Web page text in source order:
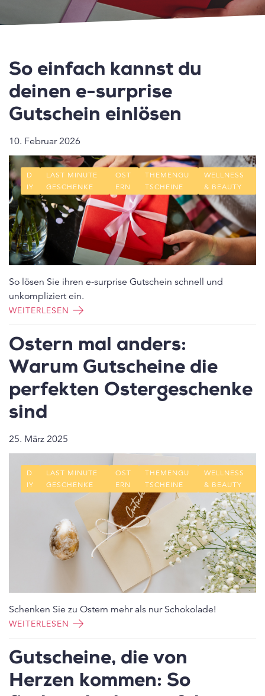
So einfach kannst du
deinen e-surprise
Gutschein einlösen
10. Februar 2026
D
IY
LAST MINUTE
GESCHENKE
OST
ERN
THEMENGU
TSCHEINE
WELLNESS
& BEAUTY
So lösen Sie ihren e-surprise Gutschein schnell und
unkompliziert ein.
WEITERLESEN
Ostern mal anders:
Warum Gutscheine die
perfekten Ostergeschenke
sind
25. März 2025
D
IY
LAST MINUTE
GESCHENKE
OST
ERN
THEMENGU
TSCHEINE
WELLNESS
& BEAUTY
Schenken Sie zu Ostern mehr als nur Schokolade!
WEITERLESEN
Gutscheine, die von
Herzen kommen: So